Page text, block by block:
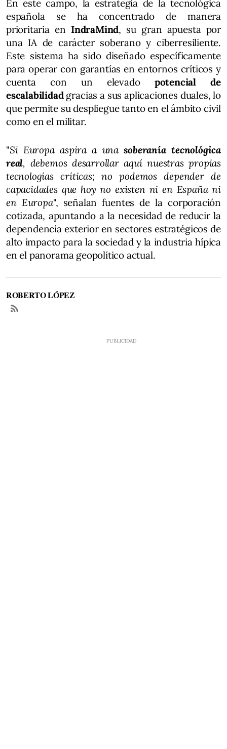
En este campo, la estrategia de la tecnológica
española se ha concentrado de manera
prioritaria en IndraMind, su gran apuesta por
una IA de carácter soberano y ciberresiliente.
Este sistema ha sido diseñado específicamente
para operar con garantías en entornos críticos y
cuenta con un elevado potencial de
escalabilidad gracias a sus aplicaciones duales, lo
que permite su despliegue tanto en el ámbito civil
como en el militar.
"Si Europa aspira a unasoberanía tecnológica
real, debemos desarrollar aquí nuestras propias
tecnologías críticas; no podemos depender de
capacidades que hoy no existen ni en España ni
en Europa", señalan fuentes de la corporación
cotizada, apuntando a la necesidad de reducir la
dependencia exterior en sectores estratégicos de
alto impacto para la sociedad y la industria hípica
en el panorama geopolítico actual.
ROBERTO LÓPEZ